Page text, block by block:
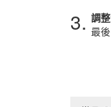
3. 調
最